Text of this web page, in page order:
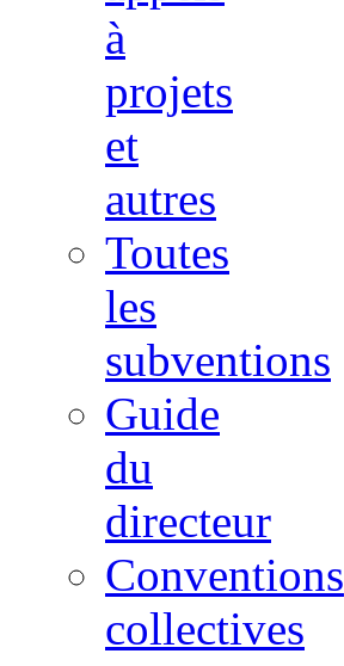
à
projets
et
autres
Toutes
les
subventions
Guide
du
directeur
Conventions
collectives